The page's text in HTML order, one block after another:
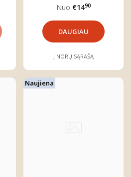
Nuo €1490
DAUGIAU
Į NORŲ SĄRAŠĄ
Naujiena